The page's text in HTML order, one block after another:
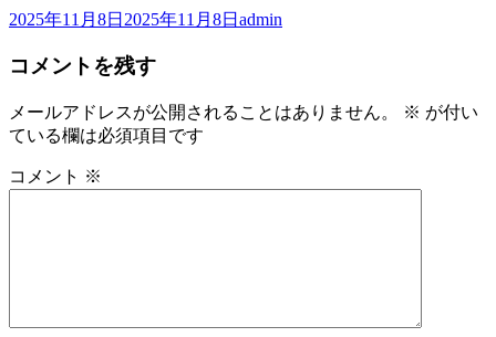
投
日:
2025年11月8日 2025年11月8日 作
admin
コメントを残す
メールアドレスが公開されることはありません。 ※ が付い
ている欄は必須項目です
コメント ※